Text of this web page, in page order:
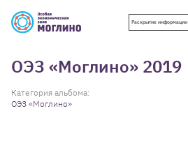
Раскрытие информации
ОЭЗ «Моглино» 2019
Категория альбома:
ОЭЗ «Моглино»